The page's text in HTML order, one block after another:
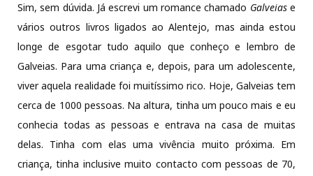
Sim, sem dúvida. Já escrevi um romance chamado Galveiase
vários outros livros ligados ao Alentejo, mas ainda estou
longe de esgotar tudo aquilo que conheço e lembro de
Galveias. Para uma criança e, depois, para um adolescente,
viver aquela realidade foi muitíssimo rico. Hoje, Galveias tem
cerca de 1000 pessoas. Na altura, tinha um pouco mais e eu
conhecia todas as pessoas e entrava na casa de muitas
delas. Tinha com elas uma vivência muito próxima. Em
criança, tinha inclusive muito contacto com pessoas de 70,